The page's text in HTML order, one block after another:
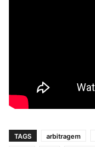
TAGS arbitragem